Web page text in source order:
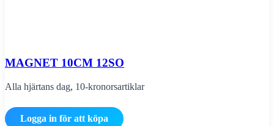
MAGNET 10CM 12SO
Alla hjärtans dag, 10-kronorsartiklar
Logga in för att köpa